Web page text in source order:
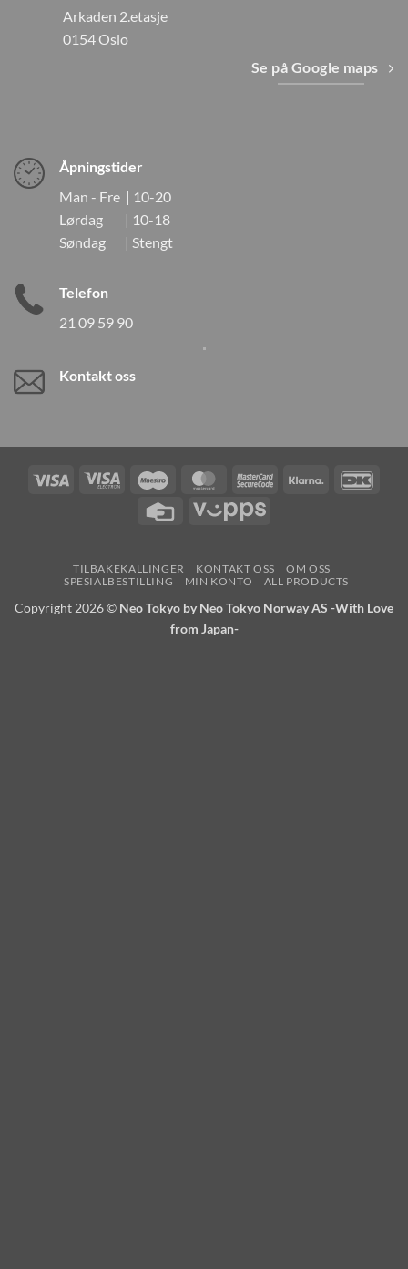
Arkaden 2.etasje
0154 Oslo
Se på Google maps
Åpningstider
Man - Fre | 10-20
Lørdag | 10-18
Søndag | Stengt
Telefon
21 09 59 90
Kontakt oss
Visa
Visa
Maestro MasterCardMasterCardKlarna
Credit
Vipps
TILBAKEKALLINGER KONTAKT OSS
OM OSS
SPESIALBESTILLING
MIN KONTO ALL PRODUCTS
Copyright 2026 © Neo Tokyo by Neo Tokyo Norway AS -With Love
from Japan-